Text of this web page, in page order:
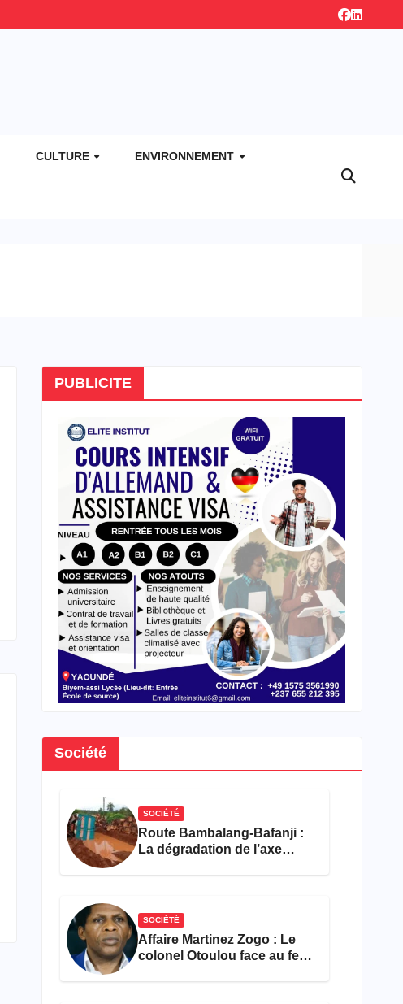
CULTURE ENVIRONNEMENT
PUBLICITE
Société
SOCIÉTÉ
Route Bambalang-Bafanji :
La dégradation de l’axe
SOCIÉTÉ
Affaire Martinez Zogo : Le
colonel Otoulou face au feu